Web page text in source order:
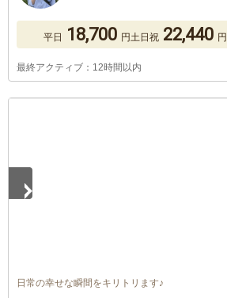
平日 18,700 円土日祝 22,440 円
最終アクティブ：12時間以内
日常の幸せな瞬間をキリトリます♪